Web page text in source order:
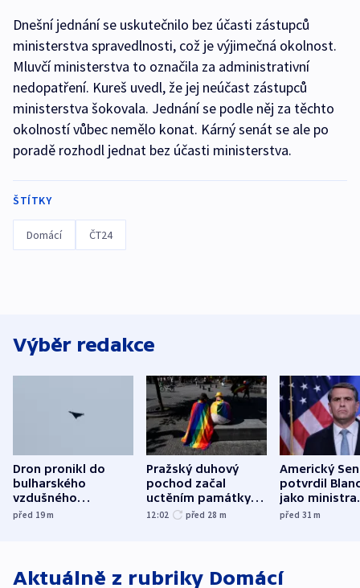
Dnešní jednání se uskutečnilo bez účasti zástupců
ministerstva spravedlnosti, což je výjimečná okolnost.
Mluvčí ministerstva to označila za administrativní
nedopatření. Kureš uvedl, že jej neúčast zástupců
ministerstva šokovala. Jednání se podle něj za těchto
okolností vůbec nemělo konat. Kárný senát se ale po
poradě rozhodl jednat bez účasti ministerstva.
ŠTÍTKY
Domácí ČT24
Výběr redakce
Dron pronikl do
bulharského
vzdušného
prostoru,
před 19m
Pražský duhový
pochod začal
uctěním památky
obětí berlínského
12:02 před 28 m
Americký
potvrdil
jako ministra
před 31m
Aktuálně z rubriky Domácí